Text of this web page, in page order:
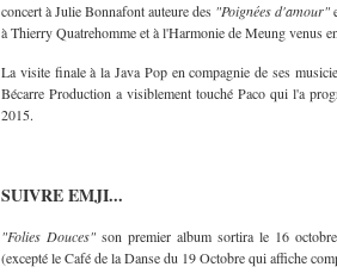
concert à Julie Bonnafont auteure des "Poignées d'amour"
à Thierry Quatrehomme et à l'Harmonie de Meung venus
La visite finale à la Java Pop en compagnie de ses
Bécarre Production a visiblement touché Paco qui l'a
2015.
SUIVRE EMJI...
"Folies Douces" son premier album sortira le 16
(excepté le Café de la Danse du 19 Octobre qui affiche